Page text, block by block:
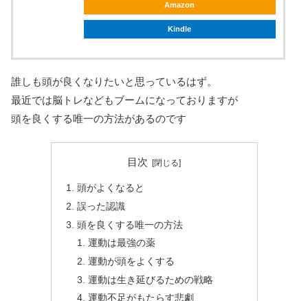
Amazon
Kindle
誰しも頭が良くなりたいと思っているはず。
最近では脳トレなどもブームになっておりますが
頭を良くする唯一の方法があるのです
目次
頭がよくなると
誤った認識
頭を良くする唯一の方法
運動は最強の薬
運動が頭をよくする
運動は生き延びるための戦略
運動不足がもたらす悲劇